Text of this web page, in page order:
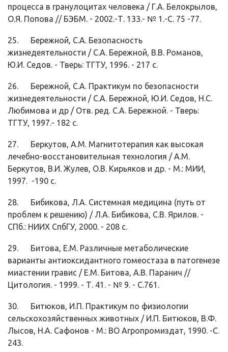
про­цесса в гранулоцитах человека / Г.А. Белокрылов,
О.Я. Попова // БЭБМ. - 2002.-Т. 133.- № 1.-С. 75 -77.
25. Бережной, С.А. Безопасность
жизнедеятельности / С.А. Бережной, В.В. Романов,
Ю.И. Седов. - Тверь: ТГТУ, 1996. - 217 с.
26. Бережной, С.А. Практикум по безопасности
жизнедеятельности / С.А. Бе­режной, Ю.И. Седов, Н.С.
Любимова и др / Отв. ред. С.А. Бережной. - Тверь:
ТГТУ, 1997.- 182 с.
27. Беркутов, А.М. Магнитотерапия как высокая
лечебно-восстановительная технология / А.М.
Беркутов, В.И. Жулев, О.В. Кирьяков и др. - М.: МИИ,
1997. -190 с.
28. Бибикова, Л.А. Системная медицина (путь от
проблем к решению) / Л.А. Бибикова, С.В. Ярилов. -
СПб.: НИИХ СпбГУ, 2000. - 208 с.
29. Битова, Е.М. Различные метаболические
варианты антиоксидантного го­меостаза в патогенезе
миастении гравис / Е.М. Битова, А.В. Паранич //
Цитология. - 1999. - Т. 41. - № 9. - С.761.
30. Битюков, И.П. Практикум по физиологии
сельскохозяйственных животных / И.П. Битюков, В.Ф.
Лысов, Н.А. Сафонов - М.: ВО Агропромиздат, 1990. -С.
243.